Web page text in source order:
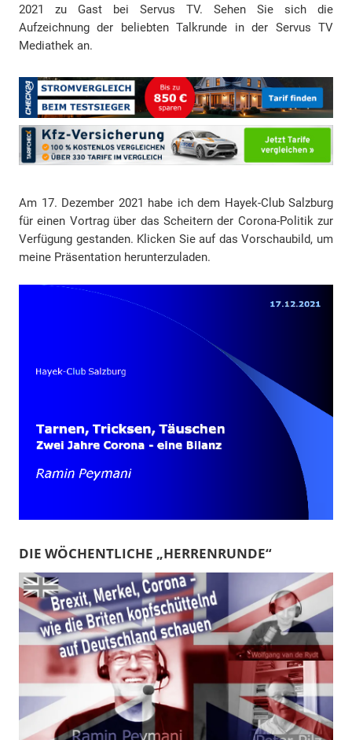
2021 zu Gast bei Servus TV. Sehen Sie sich die
Aufzeichnung der beliebten Talkrunde in der Servus TV
Mediathek an.
Am 17. Dezember 2021 habe ich dem Hayek-Club Salzburg
für einen Vortrag über das Scheitern der Corona-Politik zur
Verfügung gestanden. Klicken Sie auf das Vorschaubild, um
meine Präsentation herunterzuladen.
DIE WÖCHENTLICHE „HERRENRUNDE“